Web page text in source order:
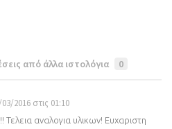
από άλλα ιστολόγια 0
2016 στις 01:10
αναλογια υλικων! Ευχαριστη